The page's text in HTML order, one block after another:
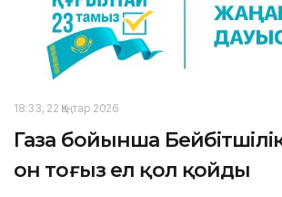
18:33, 22 Қаңтар 2026
Газа бойынша Бейбітшілік
он тоғыз ел қол қойды